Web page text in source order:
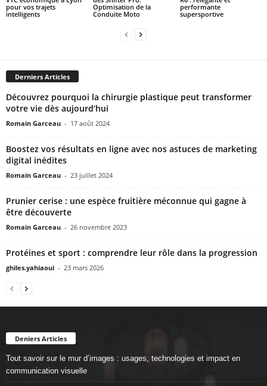
pour vos trajets
intelligents
Optimisation de la
Conduite Moto
performante
supersportive
Derniers Articles
Découvrez pourquoi la chirurgie plastique peut transformer
votre vie dès aujourd’hui
Romain Garceau - 17 août 2024
Boostez vos résultats en ligne avec nos astuces de marketing
digital inédites
Romain Garceau - 23 juillet 2024
Prunier cerise : une espèce fruitière méconnue qui gagne à
être découverte
Romain Garceau - 26 novembre 2023
Protéines et sport : comprendre leur rôle dans la progression
ghiles.yahiaoui - 23 mars 2026
Deniers Articles
Tout savoir sur le mur d’images : usages, technologies et impact en
communication visuelle